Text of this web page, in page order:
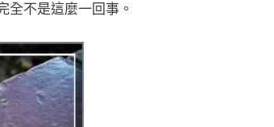
全不是這麼一回事。